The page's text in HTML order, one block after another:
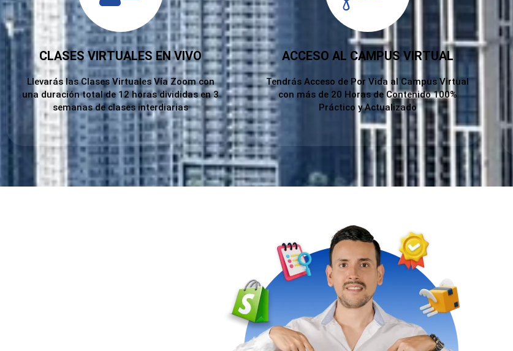
CLASES VIRTUALES EN VIVO
Llevarás las Clases Virtuales Vía Zoom con
una duración total de 12 horas divididas en 3
semanas de clases interdiarias
ACCESO AL CAMPUS VIRTUAL
Tendrás Acceso de Por Vida al Campus Virtual
con más de 20 Horas de Contenido 100%
Práctico y Actualizado